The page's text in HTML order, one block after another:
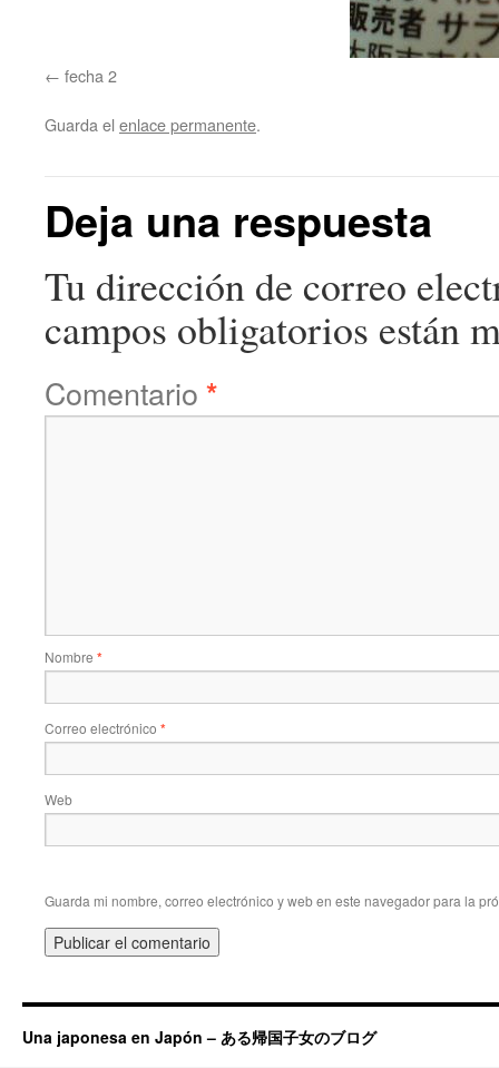
fecha 2
Guarda el enlace permanente.
Deja una respuesta
Tu dirección de correo
campos obligatorios están
Comentario *
Nombre *
Correo electrónico *
Web
Guarda mi nombre, correo electrónico y web en este navegador para la
Una japonesa en Japón – ある帰国子女のブログ